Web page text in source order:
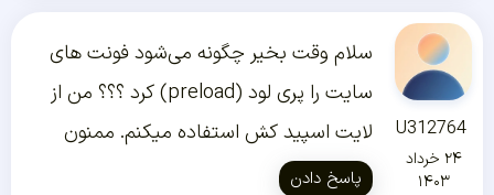
U312764
۲۴ خرداد
۱۴۰۳
سلام وقت بخیر چگونه می‌شود فونت های
سایت را پری لود (preload) کرد ؟؟؟ من از
لایت اسپید کش استفاده میکنم. ممنون
پاسخ دادن